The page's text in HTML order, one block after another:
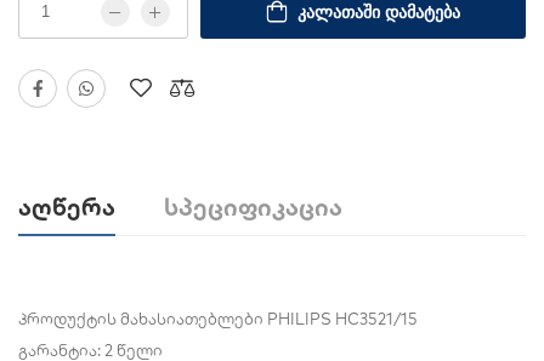
ᲙᲐᲚᲐᲗᲐᲨᲘ ᲓᲐᲛᲐᲢᲔᲑᲐ
Აღწერა Სპეციფიკაცია
პროდუქტის მახასიათებლები PHILIPS HC3521/15
გარანტია: 2 წელი